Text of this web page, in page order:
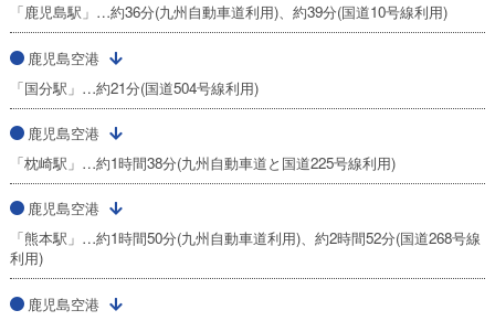
「鹿児島駅」…約36分(九州自動車道利用)、約39分(国道10号線利用)
鹿児島空港
「国分駅」…約21分(国道504号線利用)
鹿児島空港
「枕崎駅」…約1時間38分(九州自動車道と国道225号線利用)
鹿児島空港
「熊本駅」…約1時間50分(九州自動車道利用)、約2時間52分(国道268号線
利用)
鹿児島空港